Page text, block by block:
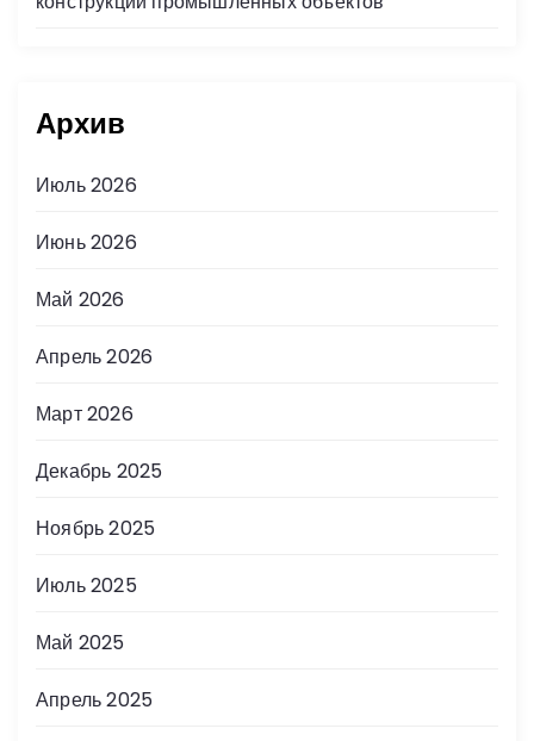
Архив
Июль 2026
Июнь 2026
Май 2026
Апрель 2026
Март 2026
Декабрь 2025
Ноябрь 2025
Июль 2025
Май 2025
Апрель 2025